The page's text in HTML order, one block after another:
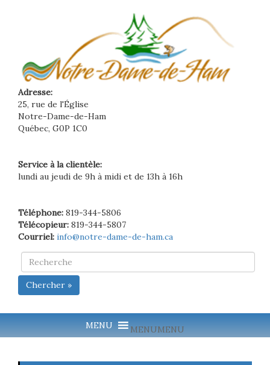
Adresse:
25, rue de l'Église
Notre-Dame-de-Ham
Québec, G0P 1C0
Service à la clientèle:
lundi au jeudi de 9h à midi et de 13h à 16h
Téléphone: 819-344-5806
Télécopieur: 819-344-5807
Courriel: info@notre-dame-de-ham.ca
Chercher »
MENUMENU